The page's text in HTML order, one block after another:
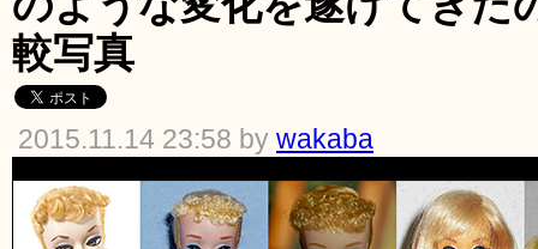
較写真
2015.11.14 23:58 by wakaba